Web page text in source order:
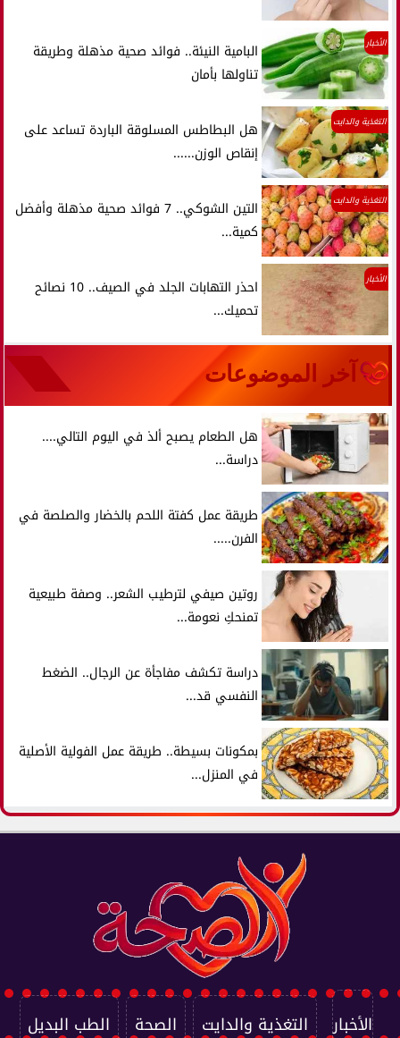
الأخبار
البامية النيئة.. فوائد صحية مذهلة وطريقة
تناولها بأمان
التغذية والدايت
هل البطاطس المسلوقة الباردة تساعد على
إنقاص الوزن......
التغذية والدايت
التين الشوكي.. 7 فوائد صحية مذهلة وأفضل
كمية...
الأخبار
احذر التهابات الجلد في الصيف.. 10 نصائح
تحميك...
آخر الموضوعات
هل الطعام يصبح ألذ في اليوم التالي....
دراسة...
طريقة عمل كفتة اللحم بالخضار والصلصة في
الفرن.....
روتين صيفي لترطيب الشعر.. وصفة طبيعية
تمنحكِ نعومة...
دراسة تكشف مفاجأة عن الرجال.. الضغط
النفسي قد...
بمكونات بسيطة.. طريقة عمل الفولية الأصلية
في المنزل...
الأخبار التغذية والدايت الصحة الطب البديل